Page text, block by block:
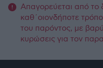
Απαγορεύεται από το
καθ΄οιονδήποτε
του παρόντος, με
κυρώσεις για τον